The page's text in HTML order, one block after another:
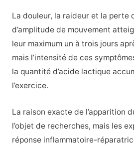
La douleur, la raideur et la perte
d’amplitude de mouvement
leur maximum un à trois jours
mais l’intensité de ces
la quantité d’acide lactique
l’exercice.
La raison exacte de l’apparition
l’objet de recherches, mais les
réponse inflammatoire-